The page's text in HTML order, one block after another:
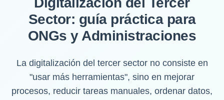
Sector: guía práctica para
ONGs y Administraciones
La digitalización del tercer sector no consiste en
"usar más herramientas", sino en mejorar
procesos, reducir tareas manuales, ordenar datos,